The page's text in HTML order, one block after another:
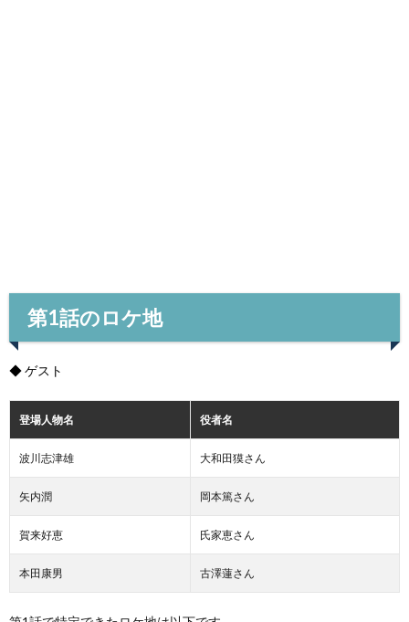
第1話のロケ地
◆ ゲスト
登場人物名 役者名
波川志津雄 大和田獏さん
矢内潤 岡本篤さん
賀来好恵 氏家恵さん
本田康男 古澤蓮さん